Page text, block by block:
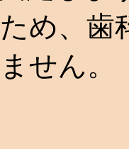
め、歯
せん。